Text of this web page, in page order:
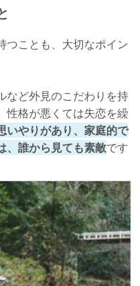
つことも、大切なポイン
など外見のこだわりを持
性格が悪くては失恋を繰
いやりがあり、家庭的で
、誰から見ても素敵です